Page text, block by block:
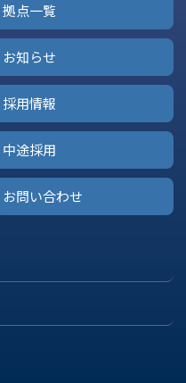
拠点一覧
お知らせ
採用情報
中途採用
お問い合わせ